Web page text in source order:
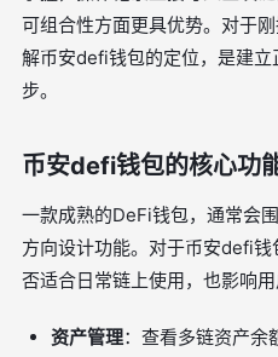
可组合性方面更具优势。对于
解币安defi钱包的定位，是建
步。
币安defi钱包的核心功
一款成熟的DeFi钱包，通常会
方向设计功能。对于币安defi
否适合日常链上使用，也影响
资产管理：查看多链资产余